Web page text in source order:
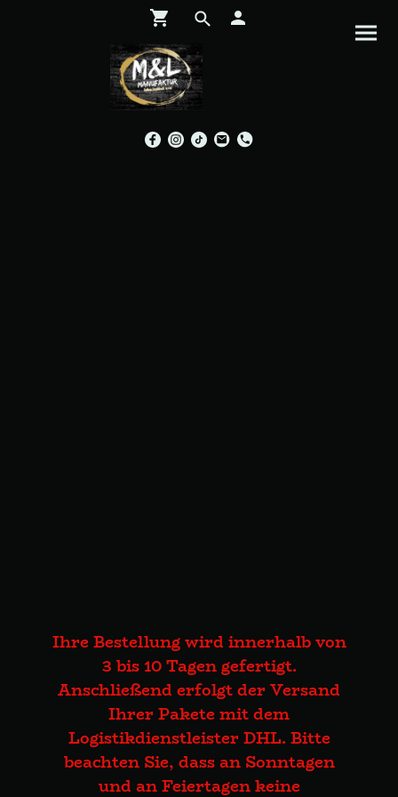
Ihre Bestellung wird innerhalb von
3 bis 10 Tagen gefertigt.
Anschließend erfolgt der Versand
Ihrer Pakete mit dem
Logistikdienstleister DHL. Bitte
beachten Sie, dass an Sonntagen
und an Feiertagen keine